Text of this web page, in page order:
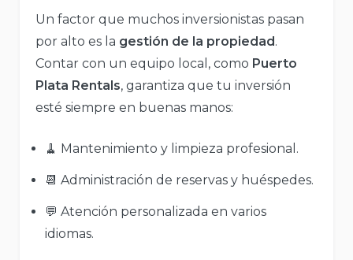
Un factor que muchos inversionistas pasan
por alto es la gestión de la propiedad .
Contar con un equipo local, como Puerto
Plata Rentals, garantiza que tu inversión
esté siempre en buenas manos:
🧹 Mantenimiento y limpieza profesional.
📆 Administración de reservas y huéspedes.
💬 Atención personalizada en varios
idiomas.